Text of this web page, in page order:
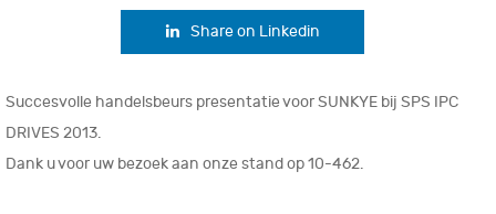
Share on Linkedin
Succesvolle handelsbeurs presentatie voor SUNKYE bij SPS IPC
DRIVES 2013.
Dank u voor uw bezoek aan onze stand op 10-462.